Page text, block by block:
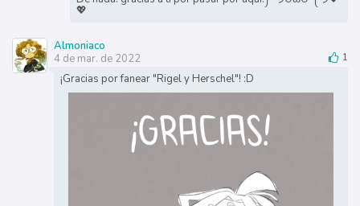
💖
Almoniaco
4 de mar. de 2022
1
¡Gracias por fanear "Rigel y Herschel"! :D